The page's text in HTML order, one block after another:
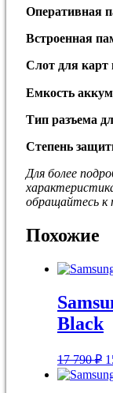
Оперативная
Встроенная
Слот для карт
Емкость
Тип разъема
Степень
Для более
обращайтесь к
Похожие
Black
17 790₽